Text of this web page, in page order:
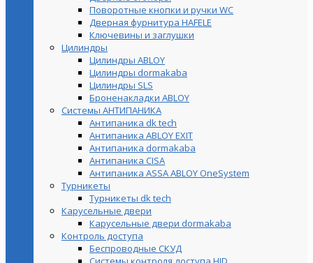
Поворотные кнопки и ручки WC
Дверная фурнитура HAFELE
Ключевины и заглушки
Цилиндры
Цилиндры ABLOY
Цилиндры dormakaba
Цилиндры SLS
Броненакладки ABLOY
Системы АНТИПАНИКА
Антипаника dk tech
Антипаника ABLOY EXIT
Антипаника dormakaba
Антипаника СISA
Антипаника ASSA ABLOY OneSystem
Турникеты
Турникеты dk tech
Карусельные двери
Карусельные двери dormakaba
Контроль доступа
Беспроводные СКУД